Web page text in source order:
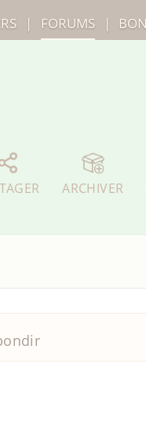
ARCHIVER
| FORUMS |